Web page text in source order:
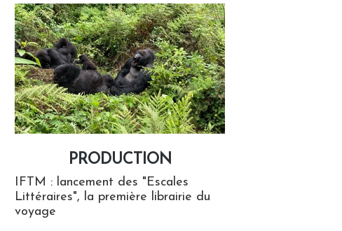
PRODUCTION
IFTM : lancement des "Escales
Littéraires", la première librairie du
voyage